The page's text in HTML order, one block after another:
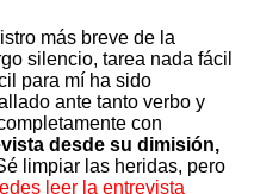
más breve de la
silencio, tarea nada fácil
para mí ha sido
ante tanto verbo y
con
desde su dimisión,
limpiar las heridas, pero
leer la entrevista